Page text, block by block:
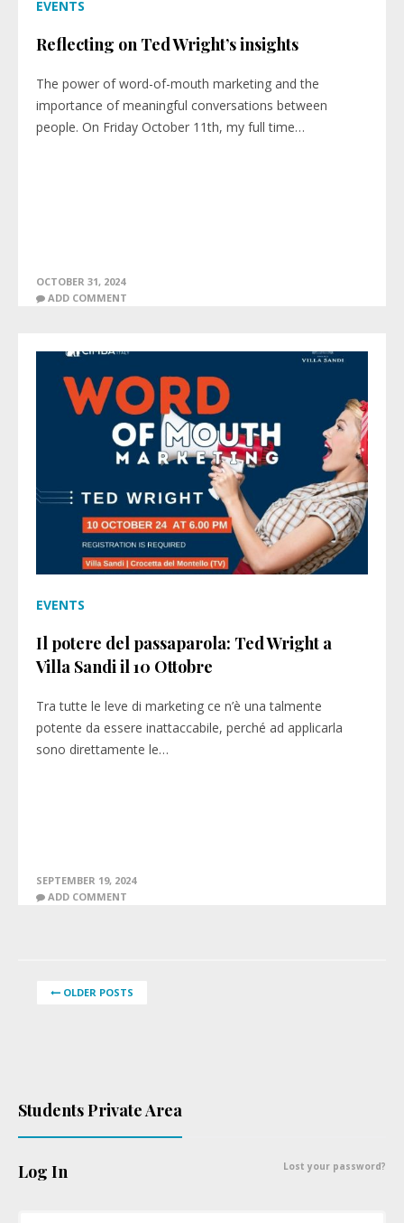
EVENTS
Reflecting on Ted Wright’s insights
The power of word-of-mouth marketing and the
importance of meaningful conversations between
people. On Friday October 11th, my full time…
OCTOBER 31, 2024
ADD COMMENT
EVENTS
Il potere del passaparola: Ted Wright a
Villa Sandi il 10 Ottobre
Tra tutte le leve di marketing ce n’è una talmente
potente da essere inattaccabile, perché ad applicarla
sono direttamente le…
SEPTEMBER 19, 2024
ADD COMMENT
OLDER POSTS
Students Private Area
Log In Lost your password?